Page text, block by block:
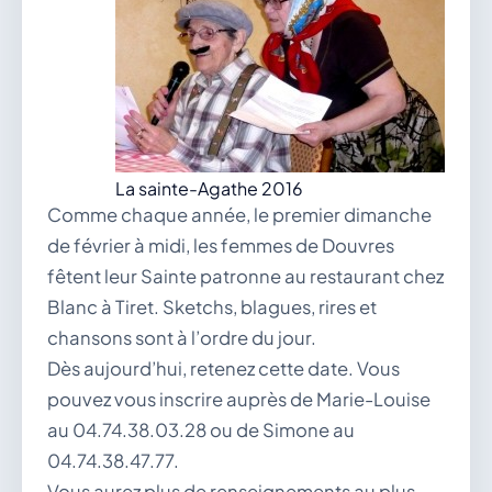
04 74 38 22 78
mairie@douvres.fr
140 Place de la Babillière, 01500 Douvres
Contacter la mairie
Le guichet des associations
publier une annonce
La sainte-Agathe 2016
Comme chaque année, le premier dimanche
de février à midi, les femmes de Douvres
fêtent leur Sainte patronne au restaurant chez
Blanc à Tiret. Sketchs, blagues, rires et
chansons sont à l’ordre du jour.
Dès aujourd’hui, retenez cette date. Vous
pouvez vous inscrire auprès de Marie-Louise
au 04.74.38.03.28 ou de Simone au
04.74.38.47.77.